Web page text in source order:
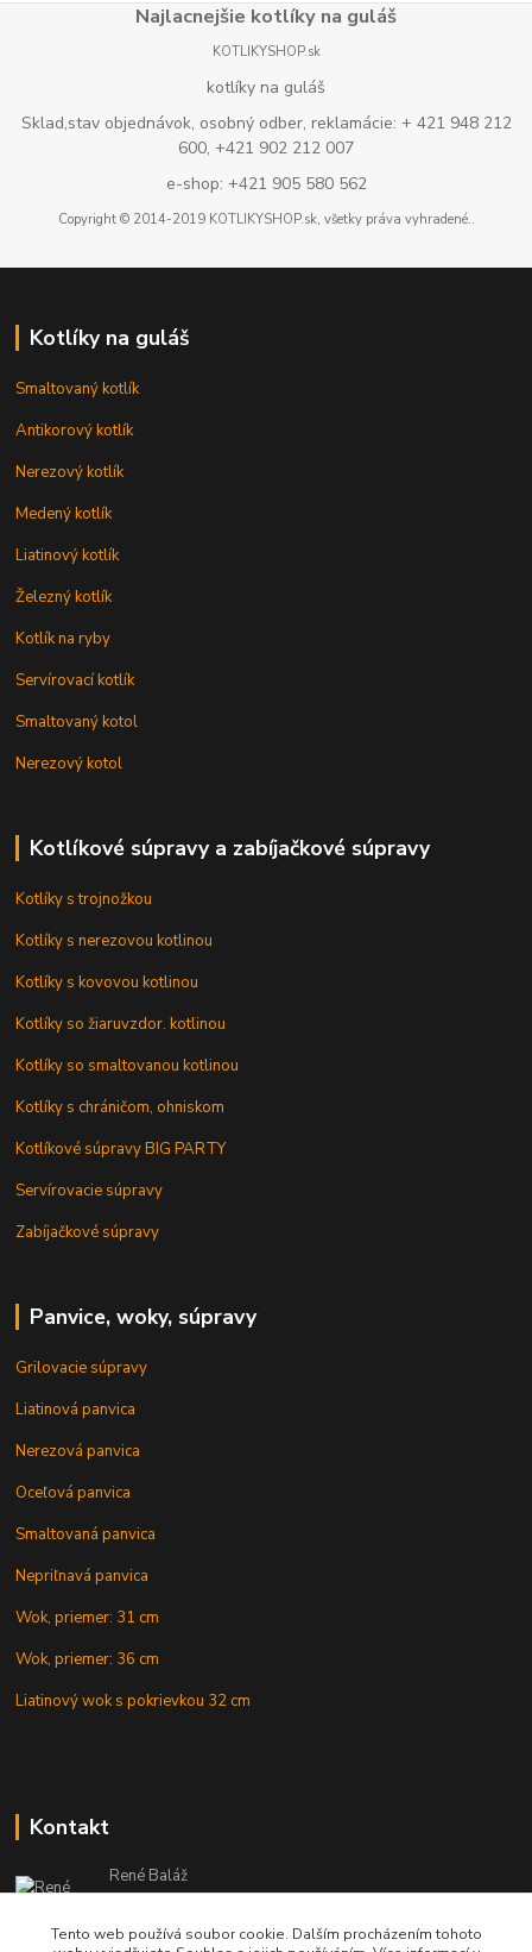
Najlacnejšie kotlíky na guláš
KOTLIKYSHOP.sk
kotlíky na guláš
Sklad,stav objednávok, osobný odber, reklamácie: + 421 948 212
600, +421 902 212 007
e-shop: +421 905 580 562
Copyright © 2014-2019 KOTLIKYSHOP.sk, všetky práva vyhradené..
Kotlíky na guláš
Smaltovaný kotlík
Antikorový kotlík
Nerezový kotlík
Medený kotlík
Liatinový kotlík
Železný kotlík
Kotlík na ryby
Servírovací kotlík
Smaltovaný kotol
Nerezový kotol
Kotlíkové súpravy a zabíjačkové súpravy
Kotlíky s trojnožkou
Kotlíky s nerezovou kotlinou
Kotlíky s kovovou kotlinou
Kotlíky so žiaruvzdor. kotlinou
Kotlíky so smaltovanou kotlinou
Kotlíky s chráničom, ohniskom
Kotlíkové súpravy BIG PARTY
Servírovacie súpravy
Zabíjačkové súpravy
Panvice, woky, súpravy
Grilovacie súpravy
Liatinová panvica
Nerezová panvica
Oceľová panvica
Smaltovaná panvica
Nepriľnavá panvica
Wok, priemer: 31 cm
Wok, priemer: 36 cm
Liatinový wok s pokrievkou 32 cm
Kontakt
René Baláž
Eshop: +421 902 212 007
od 8:00 - do 16:00 hod
Tento web používá soubor cookie. Dalším procházením tohoto